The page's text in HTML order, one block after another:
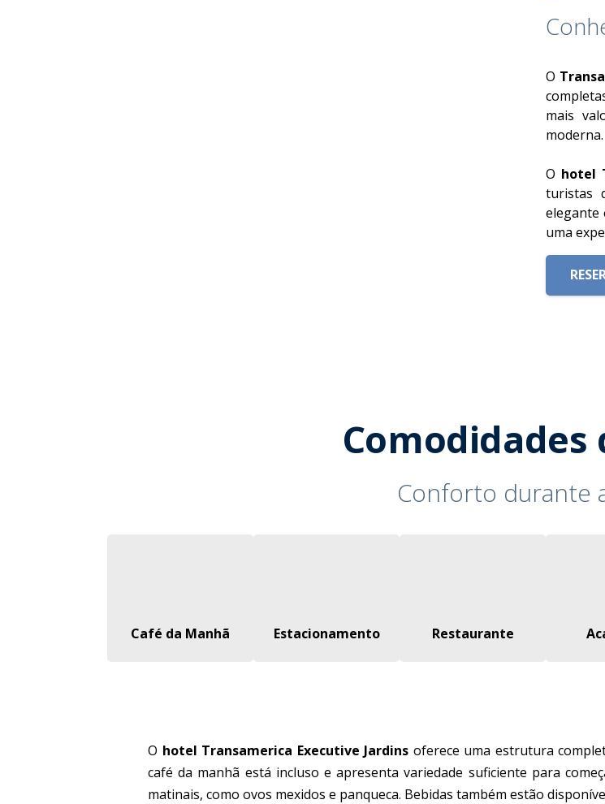
O
mais
moderna.
O hotel
turistas
elegante
uma
Comodidades
Conforto durante
Café da Manhã Estacionamento Restaurante
O hotel Transamerica Executive Jardins oferece uma estrutura
café da manhã está incluso e apresenta variedade suficiente para
matinais, como ovos mexidos e panqueca. Bebidas também estão